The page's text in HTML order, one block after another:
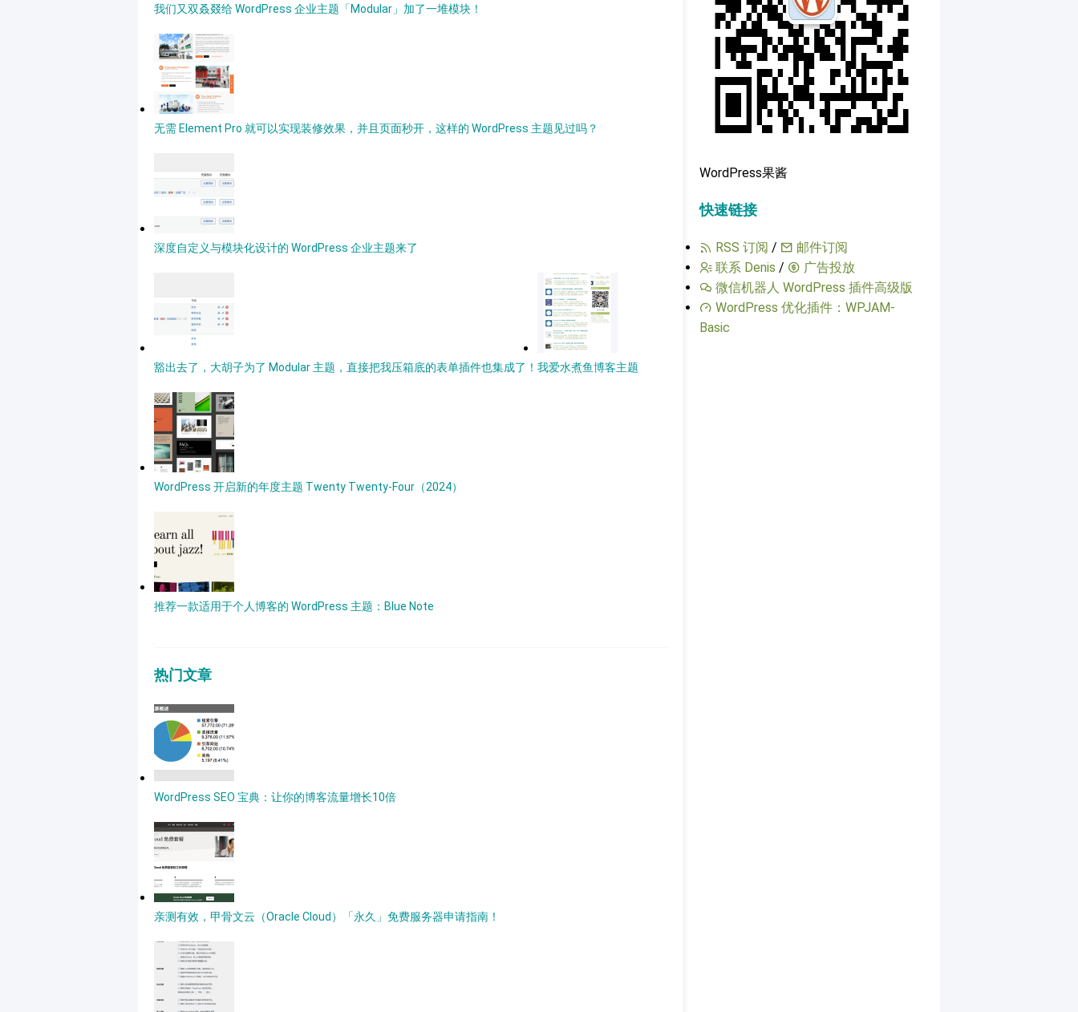
我们又双叒叕给 WordPress 企业主题「Modular」加了一堆模块！
无需 Element Pro 就可以实现装修效果，并且页面秒开，这样的 WordPress 主题见过吗？
深度自定义与模块化设计的 WordPress 企业主题来了
豁出去了，大胡子为了 Modular 主题，直接把我压箱底的表单插件也集成了！ 我爱水煮鱼博客主题
WordPress 开启新的年度主题 Twenty Twenty-Four（2024）
推荐一款适用于个人博客的 WordPress 主题：Blue Note
热门文章
WordPress SEO 宝典：让你的博客流量增长10倍
亲测有效，甲骨文云（Oracle Cloud）「永久」免费服务器申请指南！
WordPress果酱
快速链接
RSS 订阅 /
邮件订阅
联系 Denis /
广告投放
微信机器人 WordPress 插件高级版
WordPress 优化插件：WPJAM-
Basic